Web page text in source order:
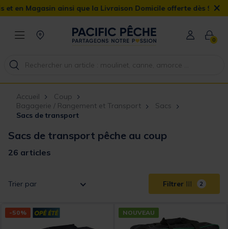
ainsi que la Livraison Domicile offerte dès 90€ ×
0
Accueil
Coup
Bagagerie / Rangement et Transport
Sacs
Sacs de transport
Sacs de transport pêche au coup
26 articles
Trier par Filtrer 2
-50% NOUVEAU